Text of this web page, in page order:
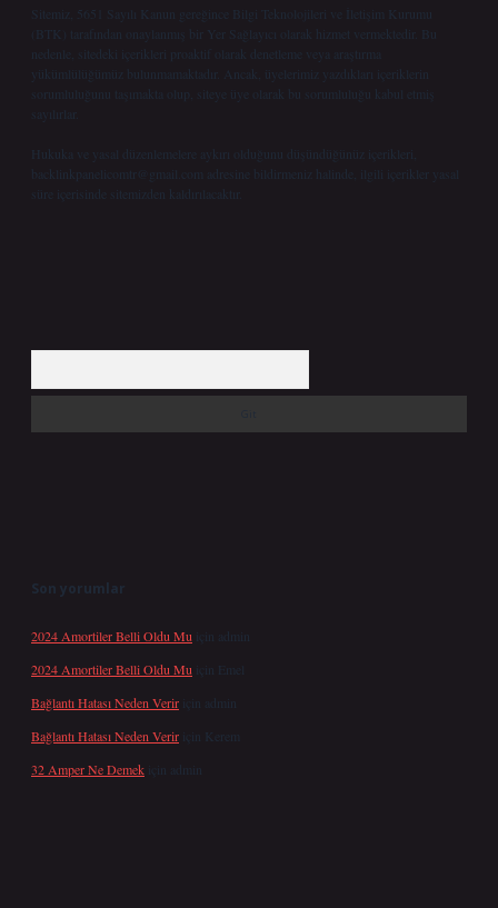
Sitemiz, 5651 Sayılı Kanun gereğince Bilgi Teknolojileri ve İletişim Kurumu
(BTK) tarafından onaylanmış bir Yer Sağlayıcı olarak hizmet vermektedir. Bu
nedenle, sitedeki içerikleri proaktif olarak denetleme veya araştırma
yükümlülüğümüz bulunmamaktadır. Ancak, üyelerimiz yazdıkları içeriklerin
sorumluluğunu taşımakta olup, siteye üye olarak bu sorumluluğu kabul etmiş
sayılırlar.
Hukuka ve yasal düzenlemelere aykırı olduğunu düşündüğünüz içerikleri,
backlinkpanelicomtr@gmail.com
adresine bildirmeniz halinde, ilgili içerikler yasal
süre içerisinde sitemizden kaldırılacaktır.
Son yorumlar
2024 Amortiler Belli Oldu Mu için
admin
2024 Amortiler Belli Oldu Mu için Emel
Bağlantı Hatası Neden Verir için
admin
Bağlantı Hatası Neden Verir için Kerem
32 Amper Ne Demek için admin